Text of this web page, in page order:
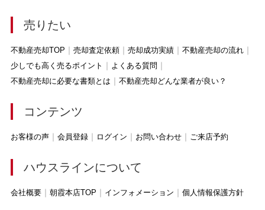
売りたい
不動産売却TOP 売却査定依頼 売却成功実績
不動産売却の流れ
少しでも高く売るポイント
よくある質問
不動産売却に必要な書類とは
不動産売却どんな業者が良い？
コンテンツ
お客様の声 会員登録 ログイン お問い合わせ ご来店予約
ハウスラインについて
会社概要 朝霞本店TOP インフォメーション 個人情報保護方針